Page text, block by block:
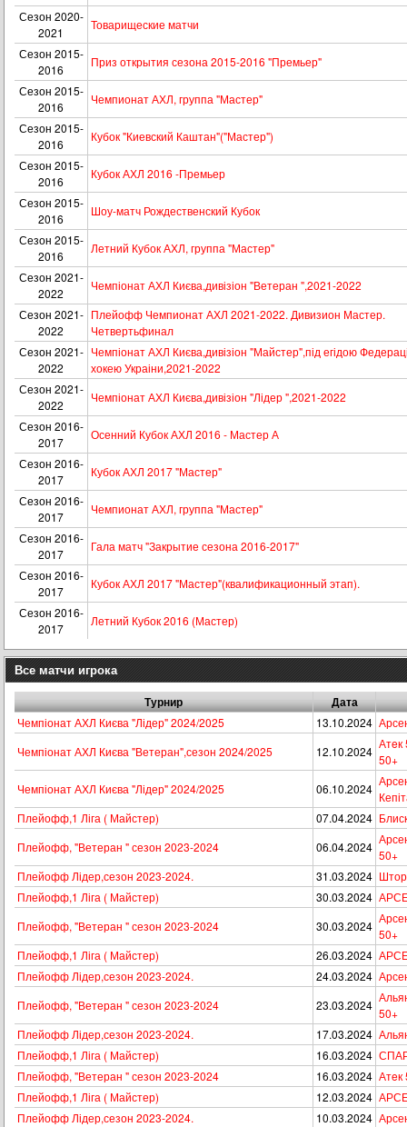
Сезон 2020-
2021
Товарищеские матчи
Сезон 2015-
2016
Приз открытия сезона 2015-2016 "Премьер"
Сезон 2015-
2016
Чемпионат АХЛ, группа "Мастер"
Сезон 2015-
2016
Кубок "Киевский Каштан"("Мастер")
Сезон 2015-
2016
Кубок АХЛ 2016 -Премьер
Сезон 2015-
2016
Шоу-матч Рождественский Кубок
Сезон 2015-
2016
Летний Кубок АХЛ, группа "Мастер"
Сезон 2021-
2022
Чемпіонат АХЛ Києва,дивізіон "Ветеран ",2021-2022
Сезон 2021-
2022
Плейофф Чемпионат АХЛ 2021-2022. Дивизион Мастер.
Четвертьфинал
Сезон 2021-
2022
Чемпіонат АХЛ Києва,дивізіон "Майстер",під егідою
хокею Украіни,2021-2022
Сезон 2021-
2022
Чемпіонат АХЛ Києва,дивізіон "Лідер ",2021-2022
Сезон 2016-
2017
Осенний Кубок АХЛ 2016 - Мастер А
Сезон 2016-
2017
Кубок АХЛ 2017 "Мастер"
Сезон 2016-
2017
Чемпионат АХЛ, группа "Мастер"
Сезон 2016-
2017
Гала матч "Закрытие сезона 2016-2017"
Сезон 2016-
2017
Кубок АХЛ 2017 "Мастер"(квалификационный этап).
Сезон 2016-
2017
Летний Кубок 2016 (Мастер)
Все матчи игрока
Турнир Дата
Чемпіонат АХЛ Києва "Лідер" 2024/2025 13.10.2024
Чемпіонат АХЛ Києва "Ветеран",сезон 2024/2025
12.10.2024
50+
Чемпіонат АХЛ Києва "Лідер" 2024/2025
06.10.2024
Плейофф,1 Ліга ( Майстер)
07.04.2024
Плейофф, "Ветеран " сезон 2023-2024
06.04.2024
50+
Плейофф Лідер,сезон 2023-2024.
31.03.2024
Плейофф,1 Ліга ( Майстер)
30.03.2024
Плейофф, "Ветеран " сезон 2023-2024
30.03.2024
50+
Плейофф,1 Ліга ( Майстер)
26.03.2024
Плейофф Лідер,сезон 2023-2024.
24.03.2024
Плейофф, "Ветеран " сезон 2023-2024
23.03.2024
50+
Плейофф Лідер,сезон 2023-2024.
17.03.2024
Плейофф,1 Ліга ( Майстер)
16.03.2024
Плейофф, "Ветеран " сезон 2023-2024
16.03.2024 Атeк
Плейофф,1 Ліга ( Майстер)
12.03.2024
Плейофф Лідер,сезон 2023-2024.
10.03.2024